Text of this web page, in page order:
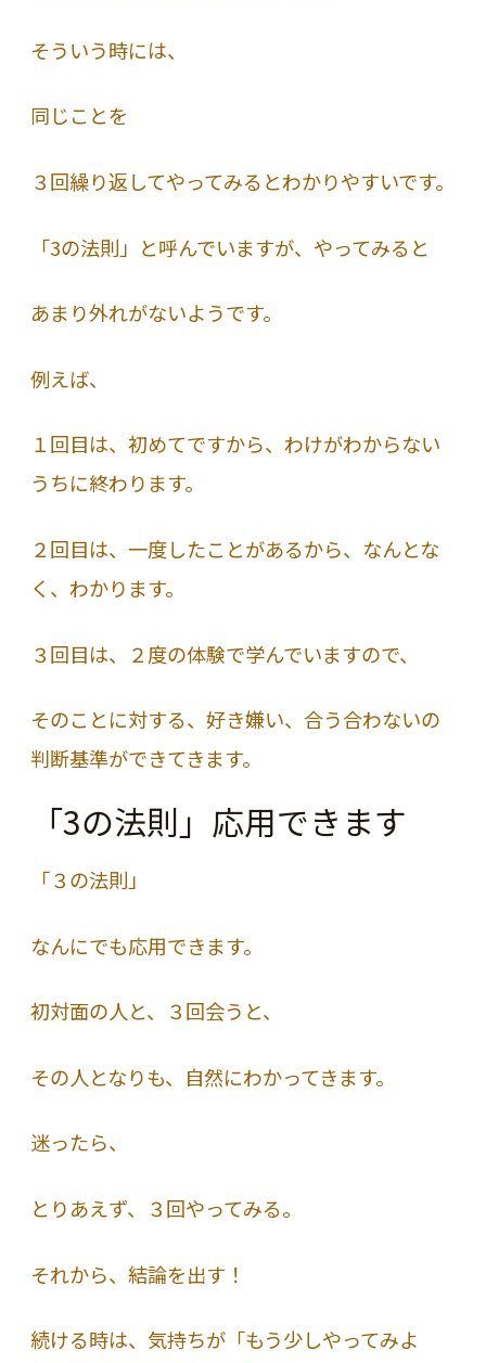
そういう時には、
同じことを
３回繰り返してやってみるとわかりやすいです。
「3の法則」と呼んでいますが、やってみると
あまり外れがないようです。
例えば、
１回目は、初めてですから、わけがわからない
うちに終わります。
２回目は、一度したことがあるから、なんとな
く、わかります。
３回目は、２度の体験で学んでいますので、
そのことに対する、好き嫌い、合う合わないの
判断基準ができてきます。
「3の法則」応用できます
「３の法則」
なんにでも応用できます。
初対面の人と、３回会うと、
その人となりも、自然にわかってきます。
迷ったら、
とりあえず、３回やってみる。
それから、結論を出す！
続ける時は、気持ちが「もう少しやってみよ